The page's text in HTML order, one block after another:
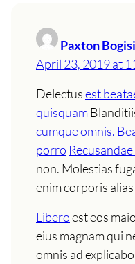
Paxton
April 23, 2019 at
Delectusest
quisquam
cumque omnis.
porro
non. Molestias
enim corporis
Liberoest eos
eius magnam qui
omnis ad